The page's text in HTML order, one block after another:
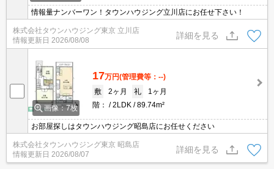
情報量ナンバーワン！タウンハウジング立川店にお任せ下さい！
株式会社タウンハウジング東京 立川店
情報更新日 2026/08/08
詳細を見る
画像：7枚
17万円(管理費等：--)
敷
2ヶ月 礼
1ヶ月
階：
2LDK 89.74m²
お部屋探しはタウンハウジング昭島店にお任せください
株式会社タウンハウジング東京 昭島店
情報更新日 2026/08/07
詳細を見る